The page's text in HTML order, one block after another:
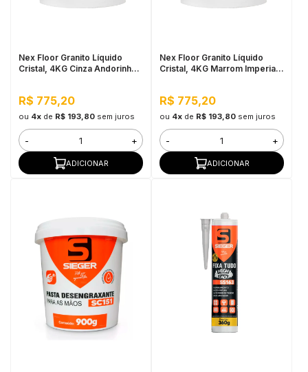
Nex Floor Granito Líquido
Cristal, 4KG Cinza Andorinha -
R$ 775,20
ou 4xde R$ 193,80 sem juros
- +
ADICIONAR
Nex Floor Granito Líquido
Cristal, 4KG Marrom Imperial -
R$ 775,20
ou 4xde R$ 193,80 sem juros
- +
ADICIONAR